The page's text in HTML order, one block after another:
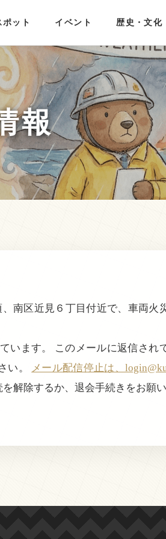
ポット イベント 歴史・文化
報
南区近見６丁目付近で、車両火
ます。 このメールに返信され
い。 メール配信停止は、
解除するか、退会手続きをお願い